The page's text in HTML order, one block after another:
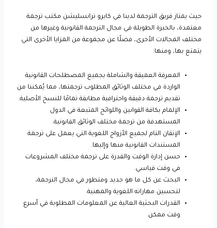
حيث يمتاز فريق الترجمة لدينا في كايرو ترانسليشن مكتب ترجمة
معتمدة، بالخبرة الطويلة في مجال الترجمة القانونية وغيرها من
مختلف المجالات الأخرى، فضلًا عن مجموعة من المزايا الأخرى التي
يتمتع بها، ومنها:
المعرفة العميقة والشاملة بجميع المصطلحات القانونية
الواردة في مختلف الوثائق المطلوب ترجمتها، مما يُمكننا من
تقديم ترجمة دقيقة واحترافية مطابقة تمامًا للنسخ الأصلية.
الإلمام بكافة القوانين واللوائح المتبعة في الدول
المستهدفة من ترجمة مختلف الوثائق القانونية.
الإتقان التام لجميع الأزواج اللغوية التي يعمل على ترجمة
المستندات القانونية منها وإليها.
حسن إدارة الوقت والقدرة على ترجمة مختلف المشروعات
في وقت قياسي.
البحث عن كل ما هو جديد ومتطور في مجال الترجمة،
لتحسين مهاراته اللغوية والمهنية.
القدرات البحثية العالية عن المعلومات المطلوبة في أسرع
وقت ممكن.